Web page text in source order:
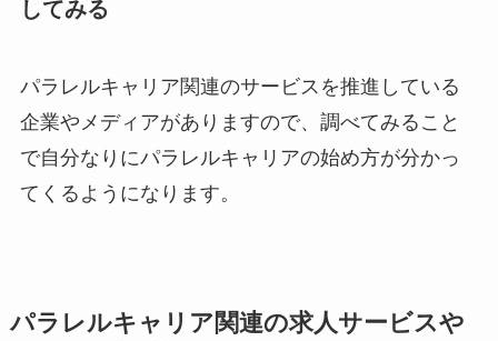
してみる
パラレルキャリア関連のサービスを推進している
企業やメディアがありますので、調べてみること
で自分なりにパラレルキャリアの始め方が分かっ
てくるようになります。
パラレルキャリア関連の求人サービスや